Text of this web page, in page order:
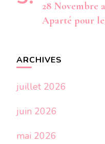
28 Novembre
Aparté pour
ARCHIVES
juillet 2026
juin 2026
mai 2026